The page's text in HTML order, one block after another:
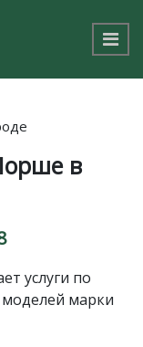
в
услуги по
марки